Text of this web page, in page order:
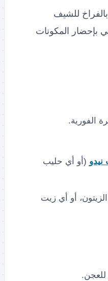
للشيف
بإحضار المكونات
(أو أي حليب
الزيتون، أو أي زيت